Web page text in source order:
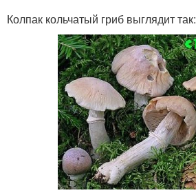
Колпак кольчатый гриб выглядит так: